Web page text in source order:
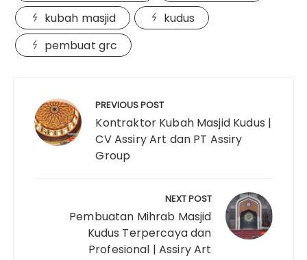
kubah masjid
kudus
pembuat grc
navigation PREVIOUS POST
Kontraktor Kubah Masjid Kudus |
CV Assiry Art dan PT Assiry
Group
NEXT POST
Pembuatan Mihrab Masjid
Kudus Terpercaya dan
Profesional | Assiry Art